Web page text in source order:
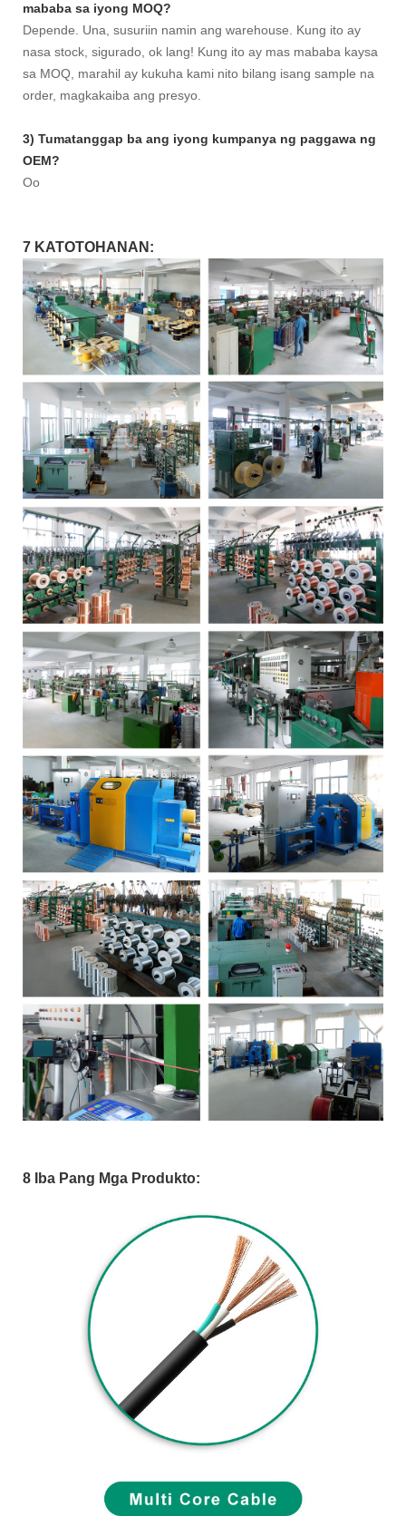
mababa sa iyong MOQ?
Depende. Una, susuriin namin ang warehouse. Kung ito ay
nasa stock, sigurado, ok lang! Kung ito ay mas mababa kaysa
sa MOQ, marahil ay kukuha kami nito bilang isang sample na
order, magkakaiba ang presyo.
3) Tumatanggap ba ang iyong kumpanya ng paggawa ng
OEM?
Oo
7 KATOTOHANAN:
8 Iba Pang Mga Produkto: